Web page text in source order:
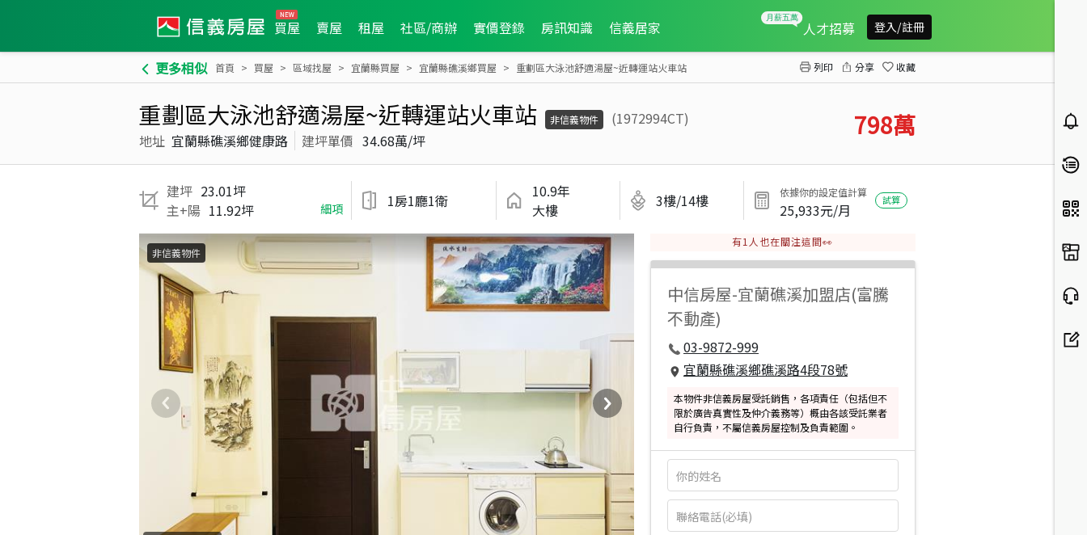
買屋 賣屋 租屋 社區/商辦 實價登錄 房訊知識 信義居家 人才招募 登入/註冊
更多相似 首頁 買屋 區域找屋 宜蘭縣買屋 宜蘭縣礁溪鄉買屋 重劃區大泳池舒適湯屋~近轉運站火車站 列印 分享 收藏
重劃區大泳池舒適湯屋~近轉運站火車站 非信義物件
(1972994CT)
地址 宜蘭縣礁溪鄉健康路 建坪單價 34.68萬/坪 798萬
建坪 23.01坪
主+陽 11.92坪 細項 1房1廳1衛
10.9年
大樓
3樓/14樓 依據你的設定值計算
25,933元/月
試算
非信義物件
有1 人也在關注這間👀
中信房屋-宜蘭礁溪加盟店(富騰
不動產)
03-9872-999
宜蘭縣礁溪鄉礁溪路4段78號
本物件非信義房屋受託銷售，各項責任（包括但不
限於廣告真實性及仲介義務等）概由各該受託業者
自行負責，不屬信義房屋控制及負責範圍。